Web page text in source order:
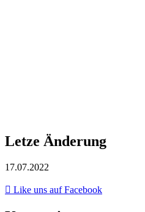
Letze Änderung
17.07.2022
Like uns auf Facebook